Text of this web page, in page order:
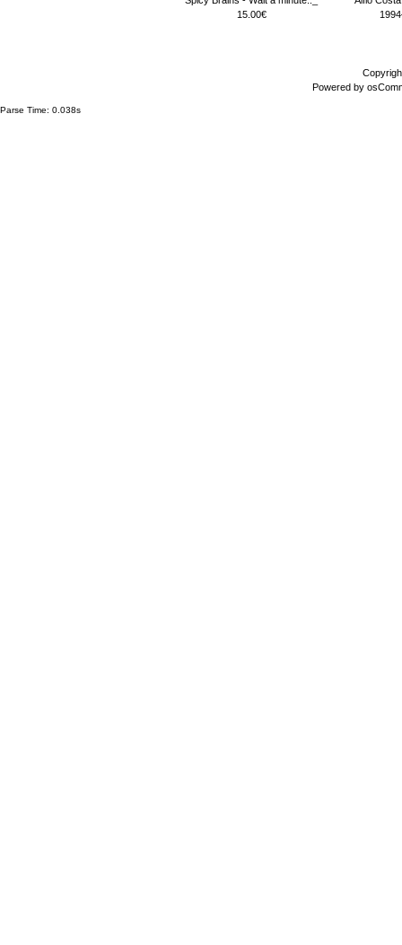
15.00€
Powered by
Parse Time: 0.038s